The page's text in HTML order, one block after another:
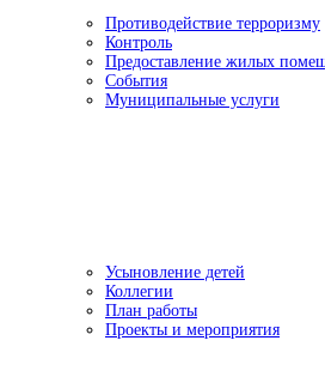
Противодействие терроризму
Контроль
Предоставление жилых
События
Муниципальные услуги
Усыновление детей
Коллегии
План работы
Проекты и мероприятия